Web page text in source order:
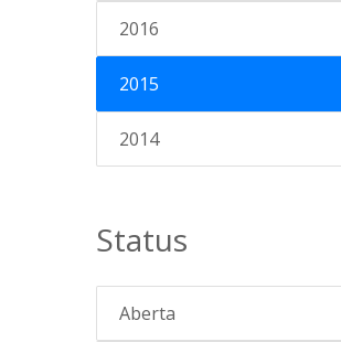
2016
2015
2014
Status
Aberta